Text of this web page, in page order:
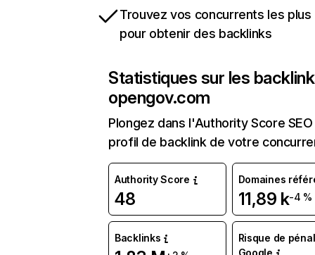
Trouvez vos concurrents les
pour obtenir des backlinks
Statistiques sur les
opengov.com
Plongez dans l'Authority Score
profil de backlink de votre
Authority Score
48
Domaines
11,89 k-4 %
Backlinks
Risque de